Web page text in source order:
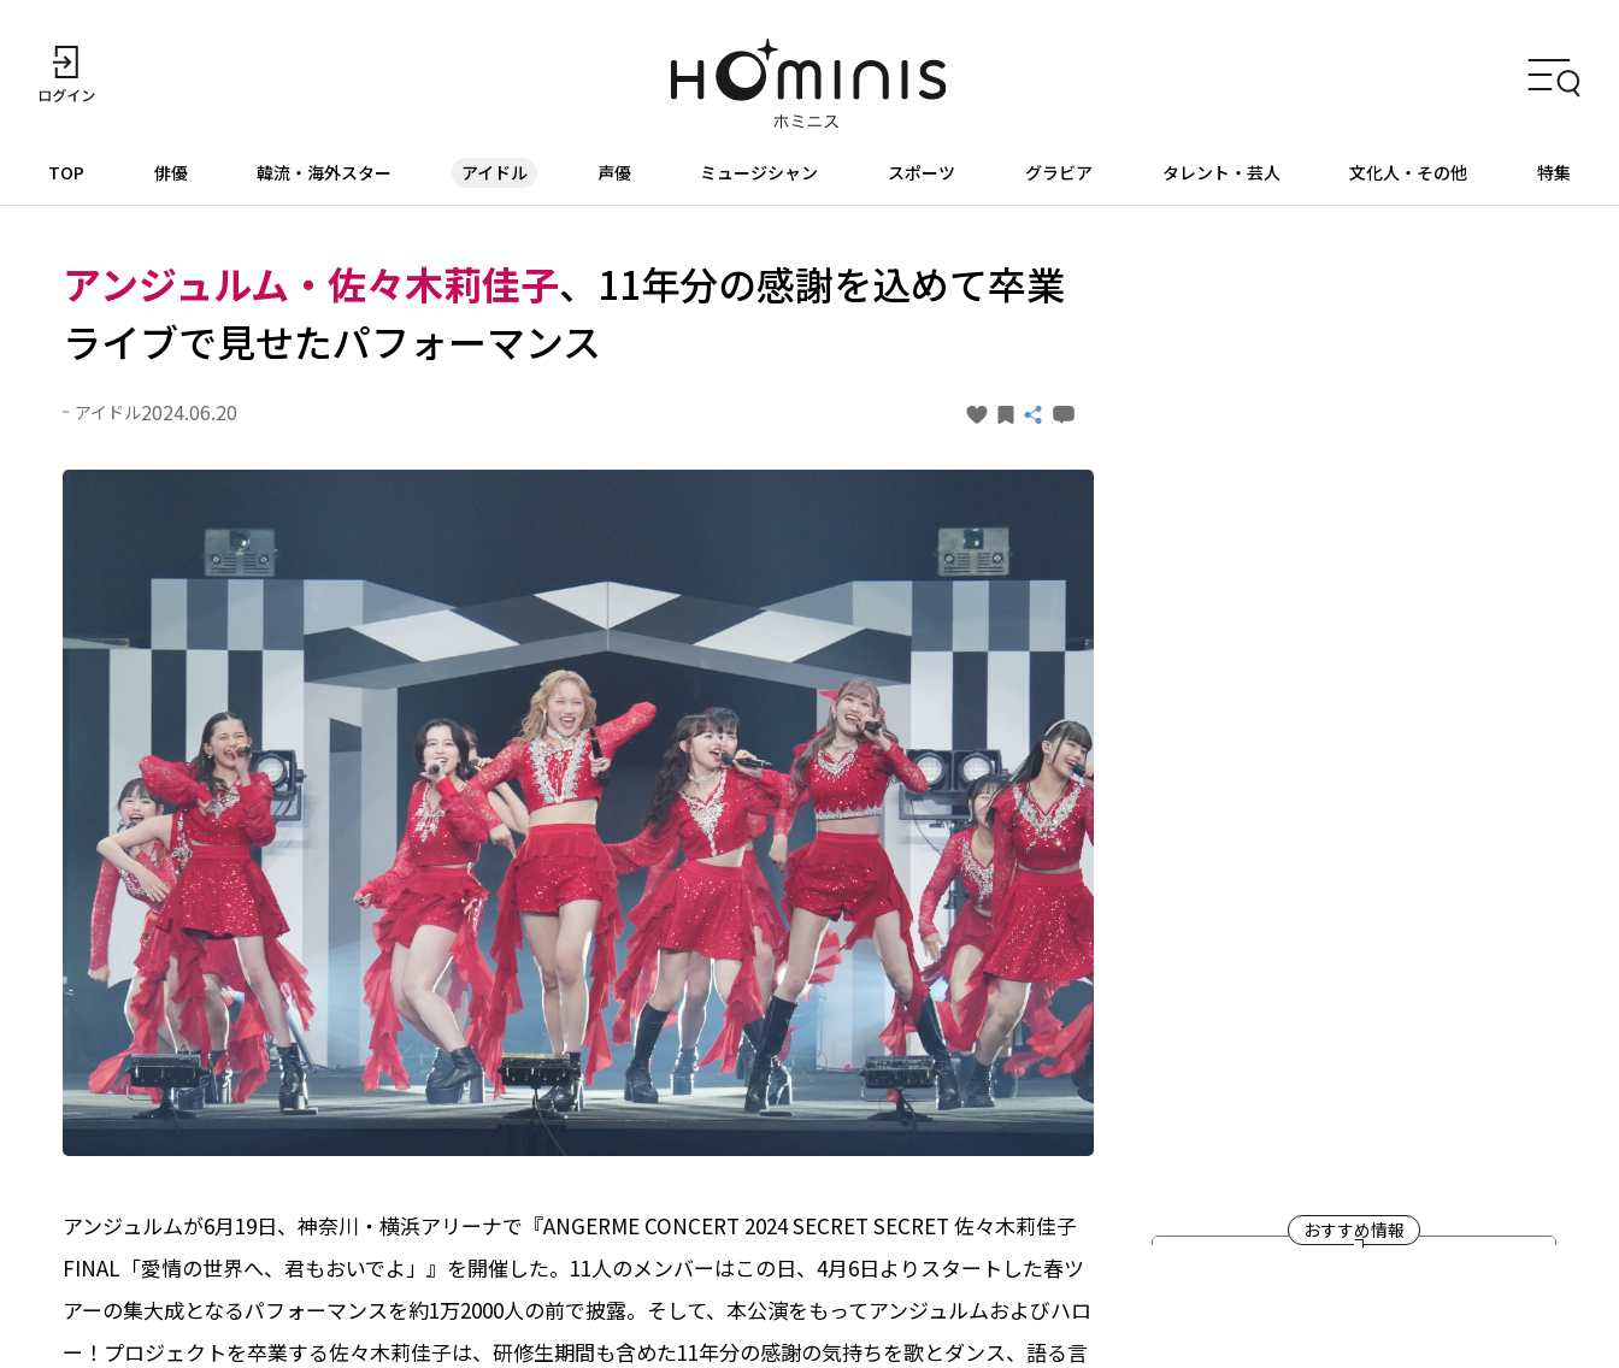
TOP 俳優 韓流・海外スター アイドル 声優 ミュージシャン スポーツ グラビア タレント・芸人 文化人・その他 特集
アンジュルム・佐々木莉佳子、11年分の感謝を込めて卒業
ライブで見せたパフォーマンス
アイドル2024.06.20
アンジュルムが6月19日、神奈川・横浜アリーナで『ANGERME CONCERT 2024 SECRET SECRET 佐々木莉佳子
FINAL「愛情の世界へ、君もおいでよ」』を開催した。11人のメンバーはこの日、4月6日よりスタートした春ツ
アーの集大成となるパフォーマンスを約1万2000人の前で披露。そして、本公演をもってアンジュルムおよびハロ
ー！プロジェクトを卒業する佐々木莉佳子は、研修生期間も含めた11年分の感謝の気持ちを歌とダンス、語る言
おすすめ情報